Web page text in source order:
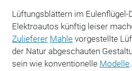
Lüftungsblättern im Eulenflügel-
Elektroautos künftig leiser
Zulieferer Mahlevorgestellte
der Natur abgeschauten
sein wie konventionelle Modelle